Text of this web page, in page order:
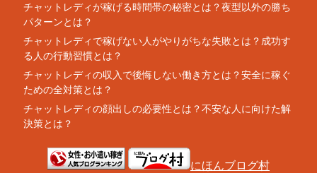
チャットレディが稼げる時間帯の秘密とは？夜型以外の勝ち
パターンとは？
チャットレディで稼げない人がやりがちな失敗とは？成功す
る人の行動習慣とは？
チャットレディの収入で後悔しない働き方とは？安全に稼ぐ
ための全対策とは？
チャットレディの顔出しの必要性とは？不安な人に向けた解
決策とは？
にほんブログ村